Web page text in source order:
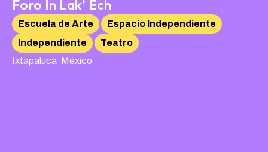
Foro In Lak’ Ech
Escuela de Arte
Espacio Independiente
Independiente
Teatro
Ixtapaluca México